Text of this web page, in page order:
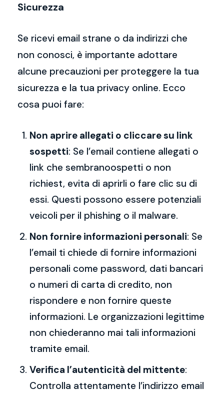
Sicurezza
Se ricevi email strane o da indirizzi che
non conosci, è importante adottare
alcune precauzioni per proteggere la tua
sicurezza e la tua privacy online. Ecco
cosa puoi fare:
Non aprire allegati o cliccare su link
sospetti: Se l’email contiene allegati o
link che sembranoospetti o non
richiest, evita di aprirli o fare clic su di
essi. Questi possono essere potenziali
veicoli per il phishing o il malware.
Non fornire informazioni personali: Se
l’email ti chiede di fornire informazioni
personali come password, dati bancari
o numeri di carta di credito, non
rispondere e non fornire queste
informazioni. Le organizzazioni legittime
non chiederanno mai tali informazioni
tramite email.
Verifica l’autenticità del mittente:
Controlla attentamente l’indirizzo email